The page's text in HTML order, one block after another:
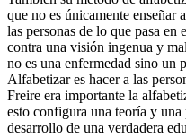
que no es únicamente enseñar
las personas de lo que pasa
contra una visión ingenua y
no es una enfermedad sino un
Alfabetizar es hacer a las
Freire era importante la
esto configura una teoría y
desarrollo de una verdadera